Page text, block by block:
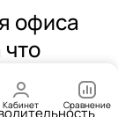
офиса
Кабинет Сравнение